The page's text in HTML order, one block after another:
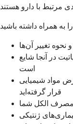
تغییر آن‌ها
در آنجا شایع
است
مواد شیمیایی
قرار گرفته‌اید
مصرف الکل شما
ژنتیکی